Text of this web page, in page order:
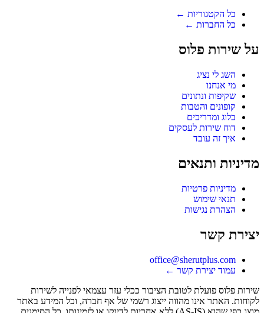
כל הקטגוריות ←
כל החברות ←
על שירות פלוס
השג לי נציג
מי אנחנו
שקיפות ונתונים
קופונים והטבות
בלוג ומדריכים
דוח שירות לעסקים
איך זה עובד
מדיניות ותנאים
מדיניות פרטיות
תנאי שימוש
הצהרת נגישות
יצירת קשר
office@sherutplus.com
עמוד יצירת קשר ←
שירות פלוס פועלת לטובת הציבור ככלי עזר עצמאי לפנייה לשירות
לקוחות. האתר אינו מהווה ייצוג רשמי של אף חברה, וכל המידע באתר